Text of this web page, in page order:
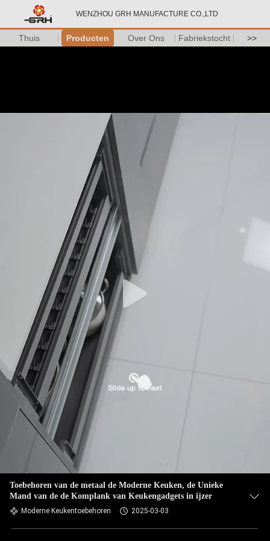
WENZHOU GRH MANUFACTURE CO.,LTD
Thuis Producten Over Ons Fabriekstocht >>
Toebehoren van de metaal de Moderne Keuken, de Unieke
Mand van de de Komplank van Keukengadgets in ijzer
Moderne Keukentoebehoren 2025-03-03